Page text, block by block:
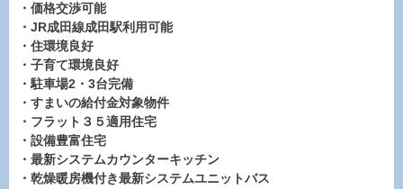
・価格交渉可能
・JR成田線成田駅利用可能
・住環境良好
・子育て環境良好
・駐車場2・3台完備
・すまいの給付金対象物件
・フラット３５適用住宅
・設備豊富住宅
・最新システムカウンターキッチン
・乾燥暖房機付き最新システムユニットバス